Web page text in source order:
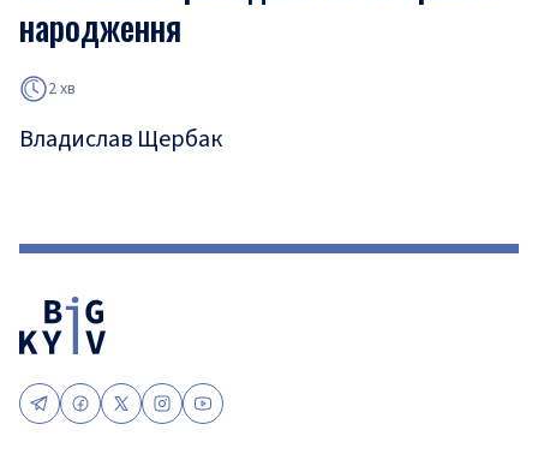
народження
2 хв
Владислав Щербак